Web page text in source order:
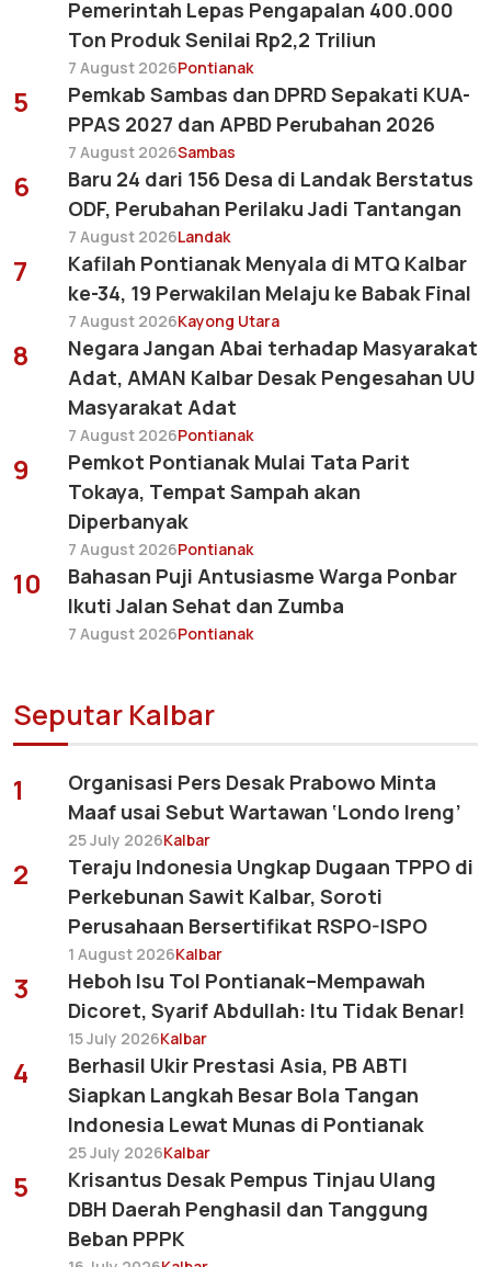
Pemerintah Lepas Pengapalan 400.000
Ton Produk Senilai Rp2,2 Triliun
7 August 2026Pontianak
5
Pemkab Sambas dan DPRD Sepakati KUA-
PPAS 2027 dan APBD Perubahan 2026
7 August 2026Sambas
6
Baru 24 dari 156 Desa di Landak Berstatus
ODF, Perubahan Perilaku Jadi Tantangan
7 August 2026Landak
7
Kafilah Pontianak Menyala di MTQ Kalbar
ke-34, 19 Perwakilan Melaju ke Babak Final
7 August 2026Kayong Utara
8
Negara Jangan Abai terhadap Masyarakat
Adat, AMAN Kalbar Desak Pengesahan UU
Masyarakat Adat
7 August 2026Pontianak
9
Pemkot Pontianak Mulai Tata Parit
Tokaya, Tempat Sampah akan
Diperbanyak
7 August 2026Pontianak
10
Bahasan Puji Antusiasme Warga Ponbar
Ikuti Jalan Sehat dan Zumba
7 August 2026Pontianak
Seputar Kalbar
1
Organisasi Pers Desak Prabowo Minta
Maaf usai Sebut Wartawan ‘Londo Ireng’
25 July 2026Kalbar
2
Teraju Indonesia Ungkap Dugaan TPPO di
Perkebunan Sawit Kalbar, Soroti
Perusahaan Bersertifikat RSPO-ISPO
1 August 2026Kalbar
3
Heboh Isu Tol Pontianak–Mempawah
Dicoret, Syarif Abdullah: Itu Tidak Benar!
15 July 2026Kalbar
4
Berhasil Ukir Prestasi Asia, PB ABTI
Siapkan Langkah Besar Bola Tangan
Indonesia Lewat Munas di Pontianak
25 July 2026Kalbar
5
Krisantus Desak Pempus Tinjau Ulang
DBH Daerah Penghasil dan Tanggung
Beban PPPK